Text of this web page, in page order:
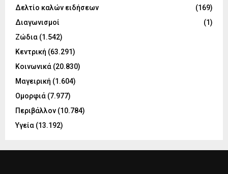
Δελτίο καλών ειδήσεων
(169)
Διαγωνισμοί
(1)
Ζώδια (1.542)
Κεντρική (63.291)
Κοινωνικά (20.830)
Μαγειρική (1.604)
Ομορφιά (7.977)
Περιβάλλον (10.784)
Υγεία (13.192)